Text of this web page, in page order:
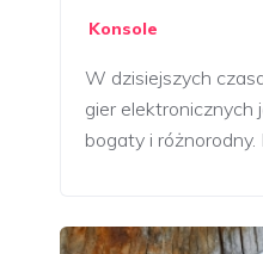
Konsole
W dzisiejszych
gier
bogaty i